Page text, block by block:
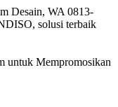
Desain, WA 0813-
solusi terbaik